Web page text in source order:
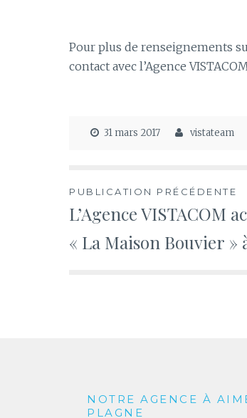
Pour plus de renseignements
contact avec l’Agence
31 mars 2017 vistateam
Navigation
de
PUBLICATION PRÉCÉDENTE
L’Agence VISTACOM
« La Maison Bouvier »
NOTRE AGENCE À
PLAGNE